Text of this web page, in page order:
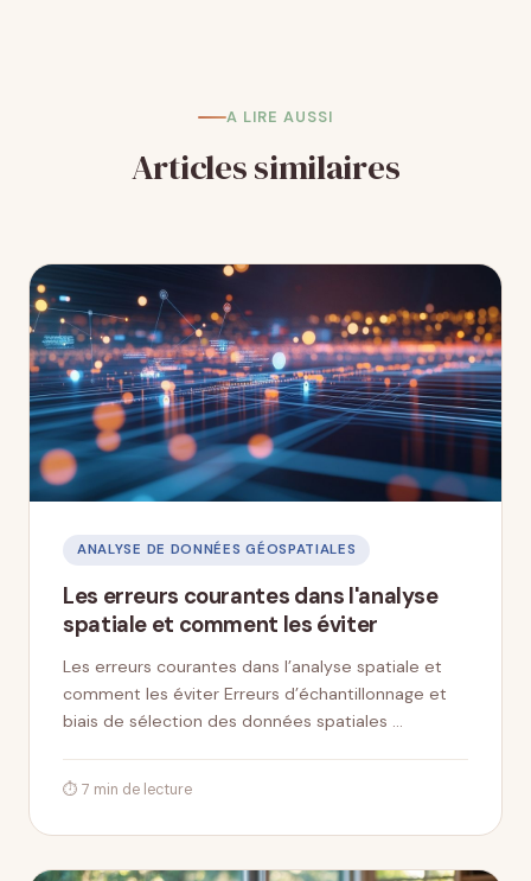
A LIRE AUSSI
Articles similaires
ANALYSE DE DONNÉES GÉOSPATIALES
Les erreurs courantes dans l'analyse
spatiale et comment les éviter
Les erreurs courantes dans l’analyse spatiale et
comment les éviter Erreurs d’échantillonnage et
biais de sélection des données spatiales …
⏱ 7 min de lecture